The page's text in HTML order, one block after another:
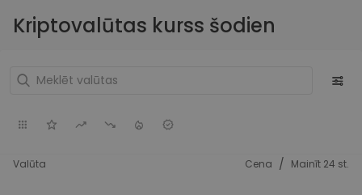
Kriptovalūtas kurss šodien
Valūta Cena / Mainīt 24 st.